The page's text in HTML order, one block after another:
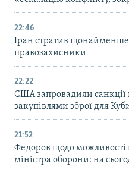
22:46
Іран стратив щонайменше
правозахисники
22:22
США запровадили санкції
закупівлями зброї для
21:52
Федоров щодо можливості
міністра оборони: на